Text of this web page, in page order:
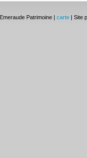
Patrimoine |carte | Site